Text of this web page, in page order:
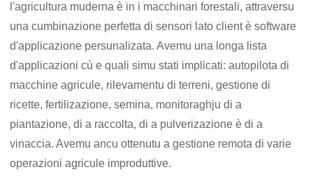
l'agricultura muderna è in i macchinari forestali, attraversu
una cumbinazione perfetta di sensori lato client è software
d'applicazione persunalizata. Avemu una longa lista
d'applicazioni cù e quali simu stati implicati: autopilota di
macchine agricule, rilevamentu di terreni, gestione di
ricette, fertilizazione, semina, monitoraghju di a
piantazione, di a raccolta, di a pulverizazione è di a
vinaccia. Avemu ancu ottenutu a gestione remota di varie
operazioni agricule improduttive.